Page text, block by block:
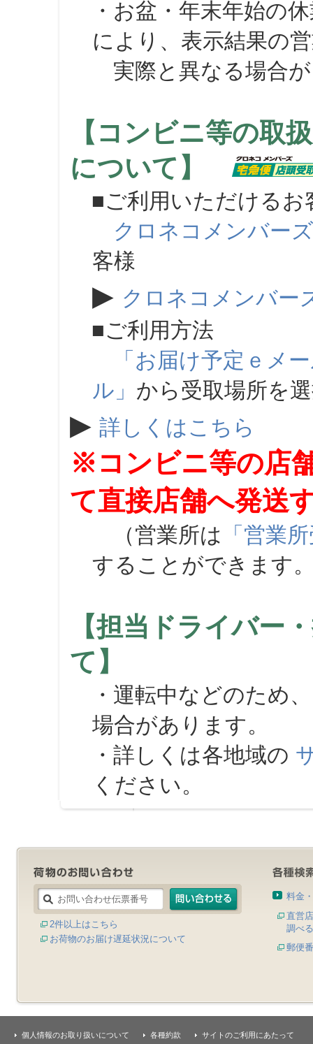
・お盆・年末年始の
により、表示結果の
実際と異なる場合が
【コンビニ等の取
について】
■ご利用いただけるお
クロネコメンバーズ
客様
▶ クロネコメンバー
■ご利用方法
「お届け予定ｅメ
ル」 から受取場所を
▶ 詳しくはこちら
※コンビニ等の店
て直接店舗へ発送
（営業所は 「営業
することができます
【担当ドライバー
て】
・運転中などのため
場合があります。
・詳しくは各地域の
ください。
2件以上はこちら
お荷物のお届け遅延状況について
料金
直営
調べる
郵便
個人情報のお取り扱いについて 各種約款 サイトのご利用にあたって